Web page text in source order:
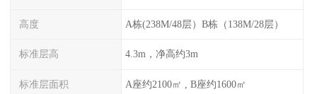
高度 A栋(238M/48层）B栋（138M/28层）
标准层高 4.3m，净高约3m
标准层面积 A座约2100㎡ , B座约1600㎡